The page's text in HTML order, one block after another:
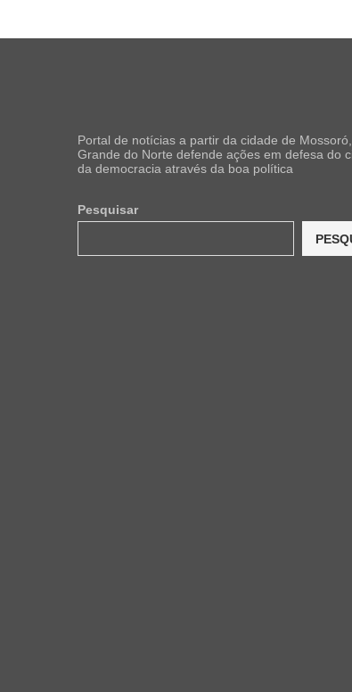
Portal de notícias a partir da cidade de
Grande do Norte defende ações em defesa do
da democracia através da boa política
Pesquisar